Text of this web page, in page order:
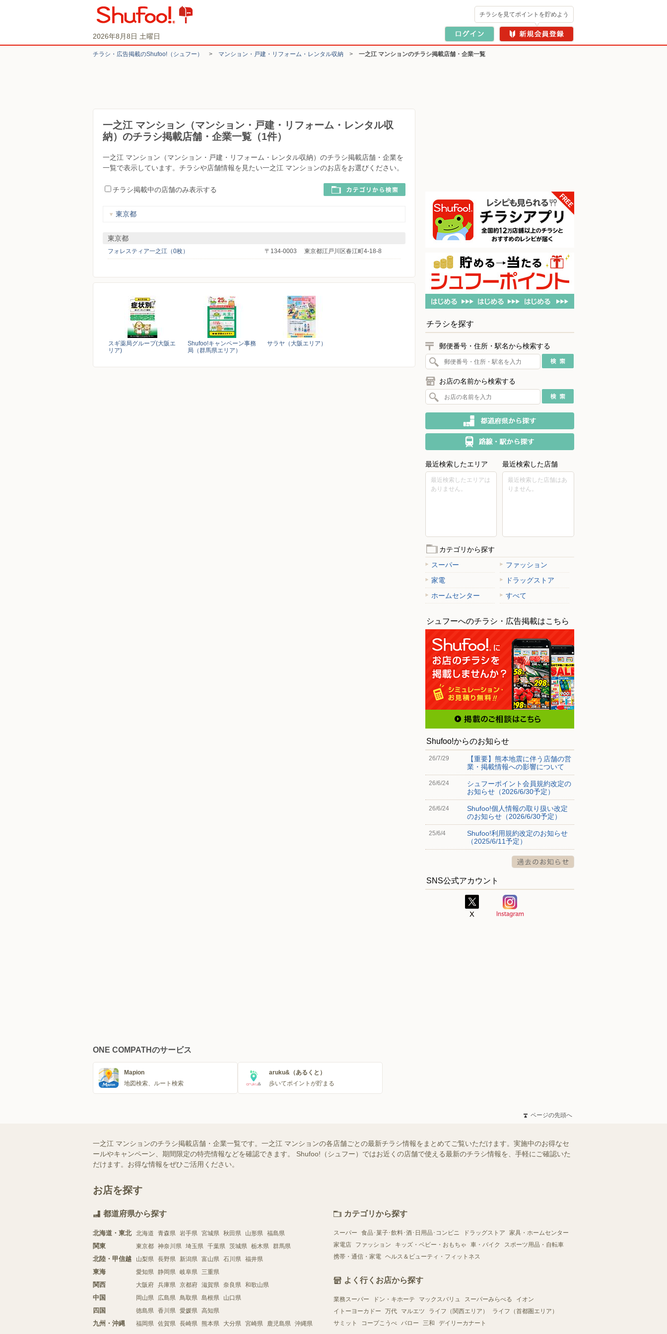
2026年8月8日 土曜日
チラシを見てポイントを貯めよう
チラシ・​広告掲載の​Shufoo!​（シュフー） > マンション・戸建・リフォーム・レンタル収納 > 一之江 マンションのチラシ掲載店舗・企業一覧
一之江 マンション（マンション・戸建・リフォーム・レンタル収
納）のチラシ掲載店舗・企業一覧（1件）
一之江 マンション（マンション・戸建・リフォーム・レンタル収納）のチラシ掲載店舗・企業を
一覧で表示しています。チラシや店舗情報を見たい一之江 マンションのお店をお選びください。
チラシ掲載中の店舗のみ表示する
東京都
東京都
フォレスティア一之江（0枚） 〒134-0003 東京都江戸川区春江町4-18-8
スギ薬局グループ(大阪エ
リア)
Shufoo!キャンペーン事務
局（群馬県エリア）
サラヤ（大阪エリア）
チラシを探す
郵便番号・住所・駅名から検索する
お店の名前から検索する
最近検索したエリア
最近検索したエリアは
ありません。
最近検索した店舗
最近検索した店舗はあ
りません。
カテゴリから探す
スーパー
ファッション
家電
ドラッグストア
ホームセンター
すべて
シュフーへのチラシ・広告掲載はこちら
Shufoo!からのお知らせ
26/7/29
【重要】熊本地震に伴う店舗の営
業・掲載情報への影響について
26/6/24
シュフーポイント会員規約改定の
お知らせ（2026/6/30予定）
26/6/24
Shufoo!個人情報の取り扱い改定
のお知らせ（2026/6/30予定）
25/6/4
Shufoo!利用規約改定のお知らせ
（2025/6/11予定）
SNS公式アカウント
ONE COMPATHのサービス
Mapion
地図検索、ルート検索
aruku&（あるくと）
歩いてポイントが貯まる
ページの先頭へ
一之江 マンションのチラシ掲載店舗・企業一覧です。一之江 マンションの各店舗ごとの最新チラシ情報をまとめてご覧いただけます。実施中のお得なセ
ールやキャンペーン、期間限定の特売情報などを確認できます。 Shufoo!（シュフー）ではお近くの店舗で使える最新のチラシ情報を、手軽にご確認いた
だけます。お得な情報をぜひご活用ください。
お店を探す
都道府県から探す
北海道・東北 北海道 青森県 岩手県 宮城県 秋田県 山形県 福島県
関東 東京都 神奈川県 埼玉県 千葉県 茨城県 栃木県 群馬県
北陸・甲信越 山梨県 長野県 新潟県 富山県 石川県 福井県
東海 愛知県 静岡県 岐阜県 三重県
関西 大阪府 兵庫県 京都府 滋賀県 奈良県 和歌山県
中国 岡山県 広島県 鳥取県 島根県 山口県
四国 徳島県 香川県 愛媛県 高知県
九州・沖縄 福岡県 佐賀県 長崎県 熊本県 大分県 宮崎県 鹿児島県 沖縄県
カテゴリから探す
スーパー 食品･菓子･飲料･酒･日用品･コンビニ ドラッグストア
家具・ホームセンター
家電店
ファッション キッズ・ベビー・おもちゃ 車・バイク
スポーツ用品・自転車
携帯・通信・家電 ヘルス＆ビューティ・フィットネス
よく行くお店から探す
業務スーパー ドン・キホーテ マックスバリュ スーパーみらべる
イオン
イトーヨーカドー
万代 マルエツ ライフ（関西エリア）
ライフ（首都圏エリア）
サミット
コープこうべ バロー 三和 デイリーカナート